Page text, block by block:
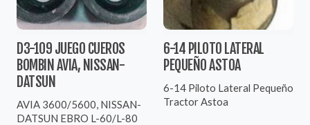
D3-109 JUEGO CUEROS
BOMBIN AVIA, NISSAN-
DATSUN
AVIA 3600/5600, NISSAN-
DATSUN EBRO L-60/L-80
6-14 PILOTO LATERAL
PEQUEÑO ASTOA
6-14 Piloto Lateral Pequeño
Tractor Astoa